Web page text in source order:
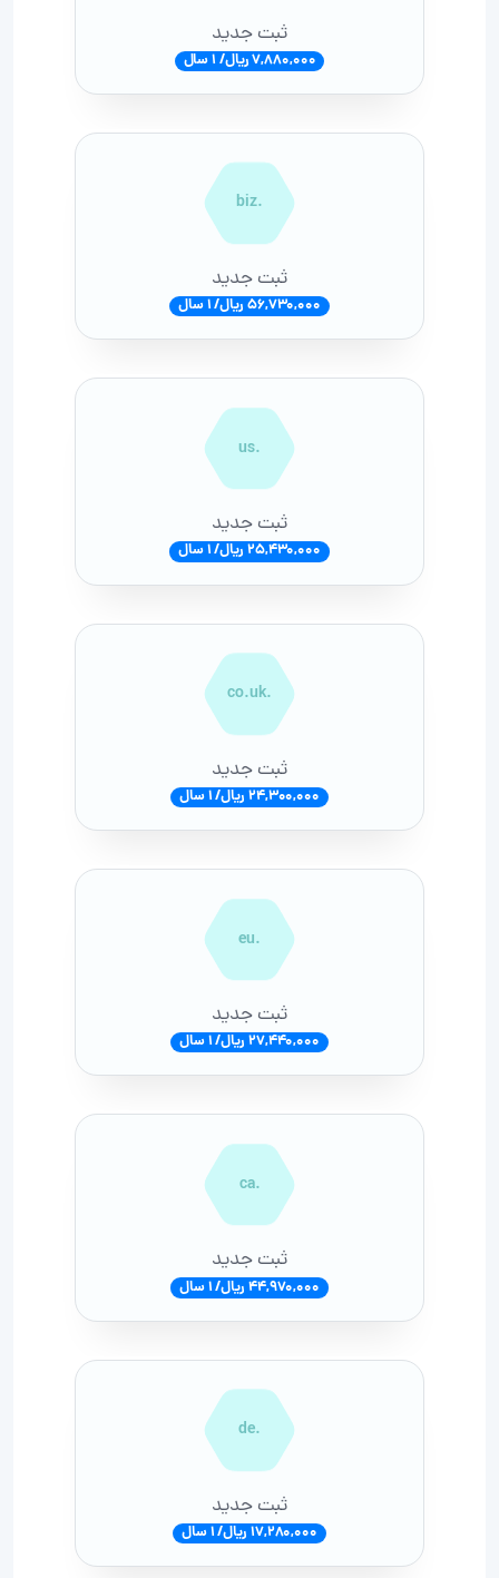
ثبت جدید
7,880,000 ریال/ 1 سال
.biz
ثبت جدید
56,730,000 ریال/ 1 سال
.us
ثبت جدید
25,430,000 ریال/ 1 سال
.co.uk
ثبت جدید
24,300,000 ریال/ 1 سال
.eu
ثبت جدید
27,440,000 ریال/ 1 سال
.ca
ثبت جدید
44,970,000 ریال/ 1 سال
.de
ثبت جدید
17,280,000 ریال/ 1 سال